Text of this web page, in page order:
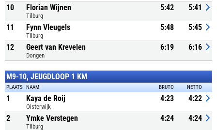
10 Florian Wijnen
Tilburg
5:42 5:41
11 Fynn Vleugels
Tilburg
5:48 5:45
12 Geert van Krevelen
Dongen
6:19 6:16
M9-10, JEUGDLOOP 1 KM
PLAATS NAAM BRUTO NETTO
1 Kaya de Roij
Oisterwijk
4:23 4:22
2 Ymke Verstegen
Tilburg
4:24 4:24